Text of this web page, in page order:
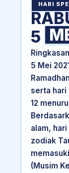
HARI
5
5 Mei
serta hari
12
alam,
zodiak
(Musim